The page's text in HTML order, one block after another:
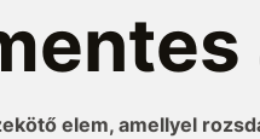
elem, amellyel